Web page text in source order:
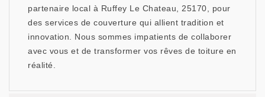
partenaire local à Ruffey Le Chateau, 25170, pour
des services de couverture qui allient tradition et
innovation. Nous sommes impatients de collaborer
avec vous et de transformer vos rêves de toiture en
réalité.